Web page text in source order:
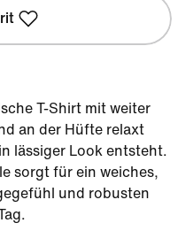
T-Shirt mit weiter
an der Hüfte relaxt
lässiger Look entsteht.
sorgt für ein weiches,
und robusten